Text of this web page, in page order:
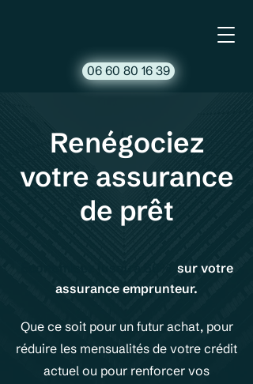
06 60 80 16 39
Renégociez
votre assurance
de prêt
sur votre
assurance emprunteur.
Que ce soit pour un futur achat, pour
réduire les mensualités de votre crédit
actuel ou pour renforcer vos